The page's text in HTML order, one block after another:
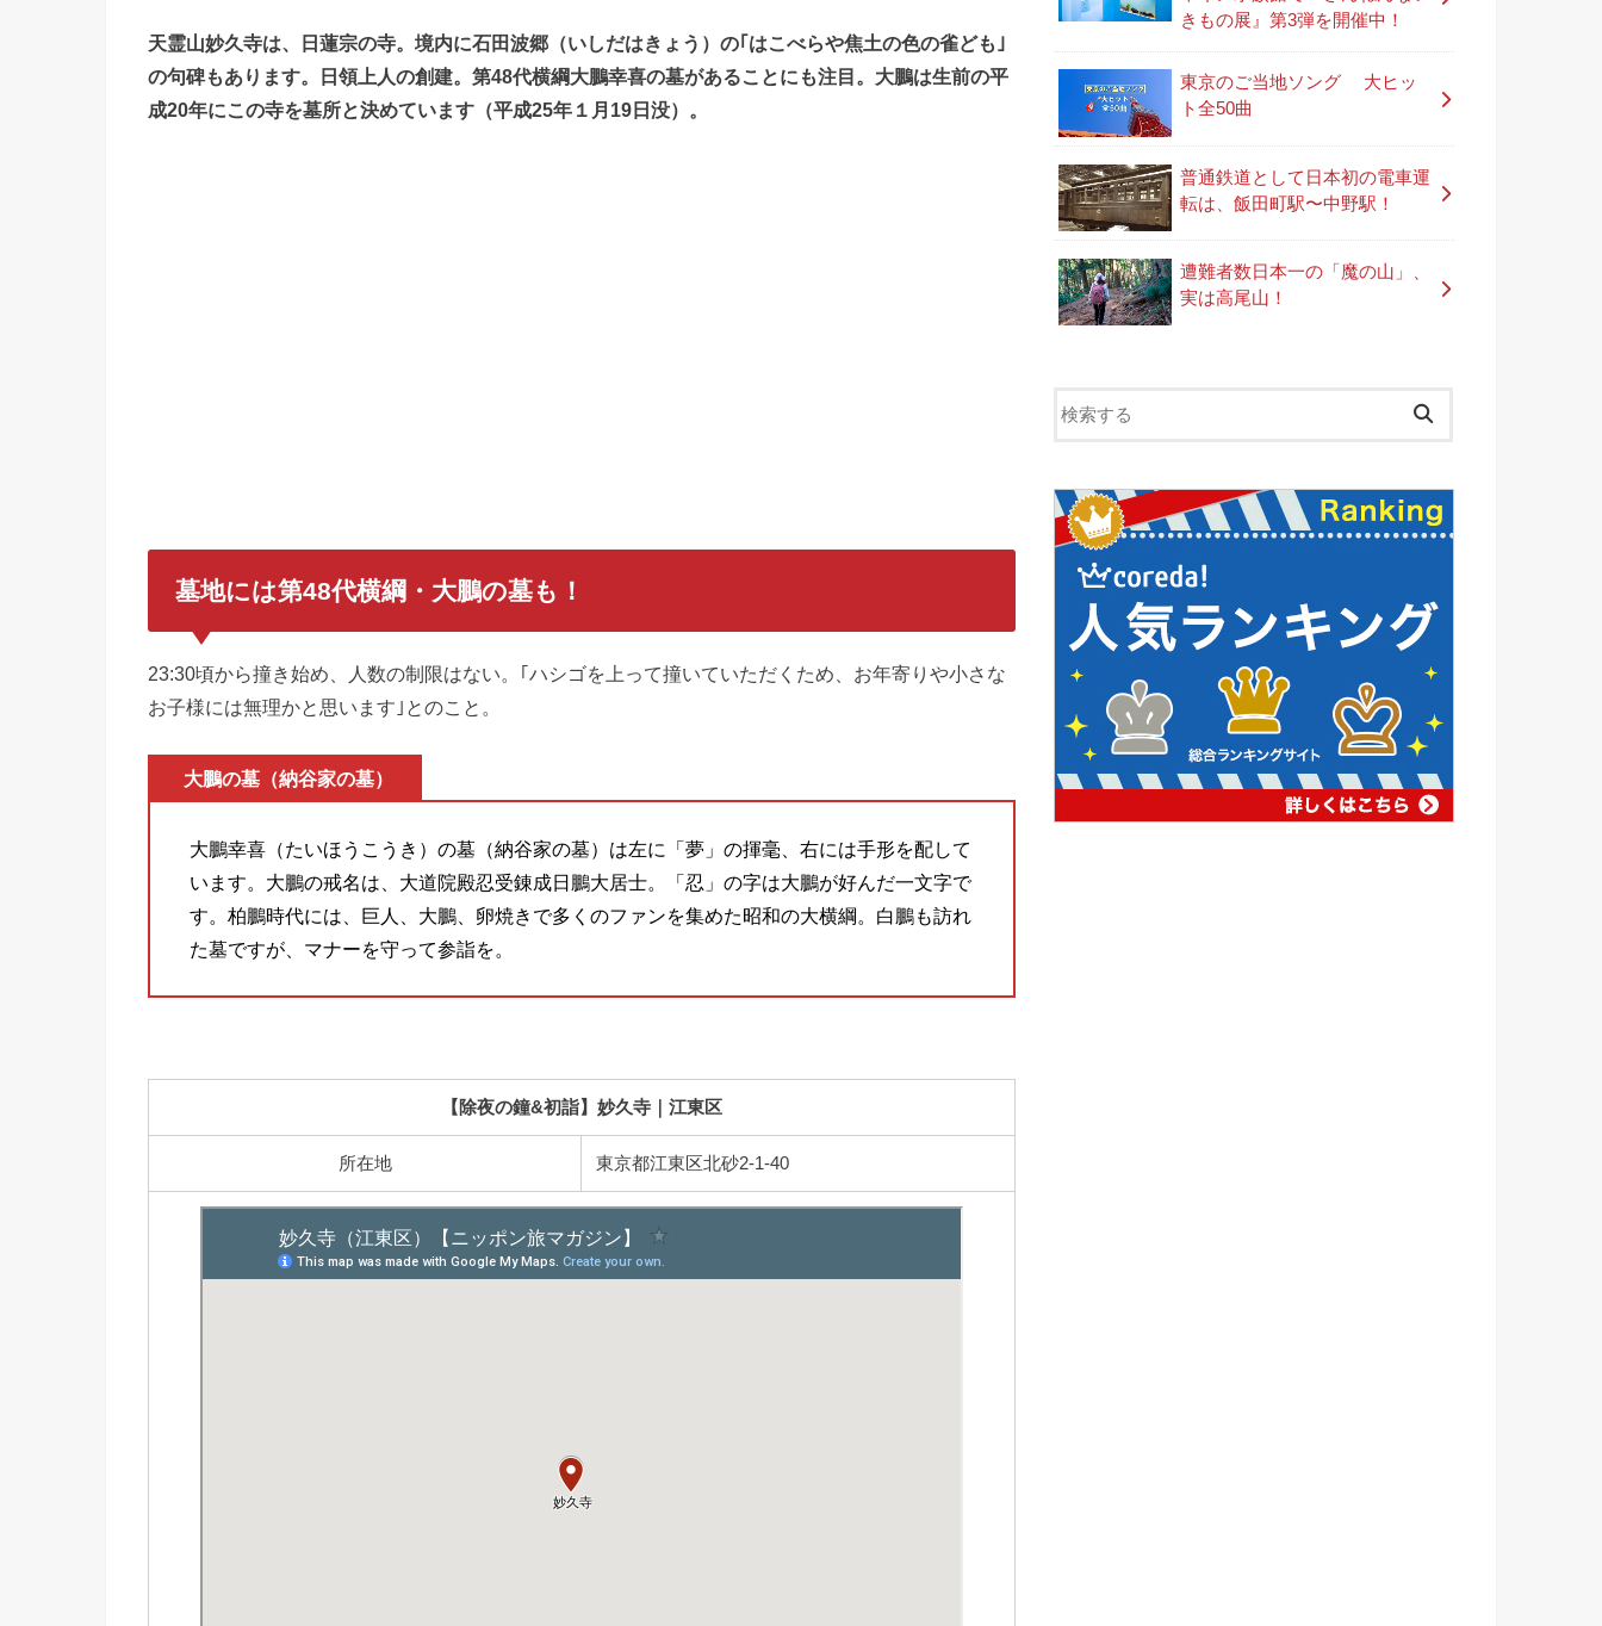
天霊山妙久寺は、日蓮宗の寺。境内に石田波郷（いしだはきょう）の｢はこべらや焦土の色の雀ども｣
の句碑もあります。日領上人の創建。第48代横綱大鵬幸喜の墓があることにも注目。大鵬は生前の平
成20年にこの寺を墓所と決めています（平成25年１月19日没）。
墓地には第48代横綱・大鵬の墓も！
23:30頃から撞き始め、人数の制限はない。｢ハシゴを上って撞いていただくため、お年寄りや小さな
お子様には無理かと思います｣とのこと。
大鵬の墓（納谷家の墓）
大鵬幸喜（たいほうこうき）の墓（納谷家の墓）は左に「夢」の揮毫、右には手形を配して
います。大鵬の戒名は、大道院殿忍受錬成日鵬大居士。「忍」の字は大鵬が好んだ一文字で
す。柏鵬時代には、巨人、大鵬、卵焼きで多くのファンを集めた昭和の大横綱。白鵬も訪れ
た墓ですが、マナーを守って参詣を。
【除夜の鐘&初詣】妙久寺｜江東区
所在地 東京都江東区北砂2-1-40
きもの展』第3弾を開催中！
東京のご当地ソング 大ヒッ
ト全50曲
普通鉄道として日本初の電車運
転は、飯田町駅〜中野駅！
遭難者数日本一の「魔の山」、
実は高尾山！